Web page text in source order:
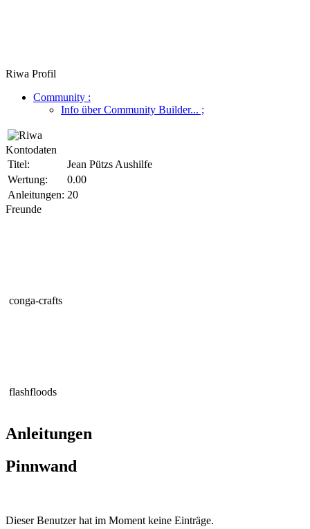
Riwa Profil
Community :
Info über Community Builder... ;
Kontodaten
Titel:
Jean Pützs Aushilfe
Wertung:
0.00
Anleitungen: 20
Freunde
conga-crafts
flashfloods
Anleitungen
Pinnwand
Dieser Benutzer hat im Moment keine Einträge.